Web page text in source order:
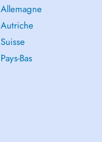
Allemagne
Autriche
Suisse
Pays-Bas